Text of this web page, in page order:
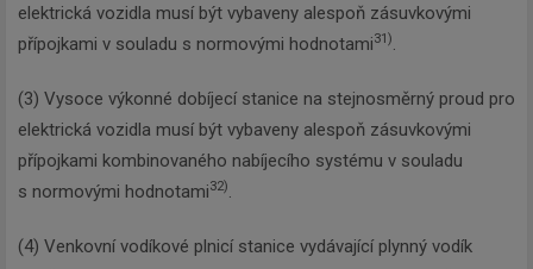
elektrická vozidla musí být vybaveny alespoň zásuvkovými
přípojkami v souladu s normovými hodnotami31).
(3) Vysoce výkonné dobíjecí stanice na stejnosměrný proud pro
elektrická vozidla musí být vybaveny alespoň zásuvkovými
přípojkami kombinovaného nabíjecího systému v souladu
s normovými hodnotami32).
(4) Venkovní vodíkové plnicí stanice vydávající plynný vodík